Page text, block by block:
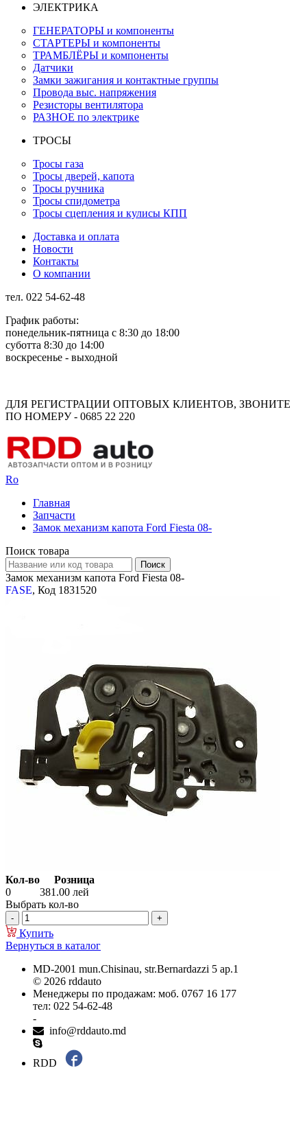
ЭЛЕКТРИКА
ГЕНЕРАТОРЫ и компоненты
СТАРТЕРЫ и компоненты
ТРАМБЛЁРЫ и компоненты
Датчики
Замки зажигания и контактные группы
Провода выс. напряжения
Резисторы вентилятора
РАЗНОЕ по электрике
ТРОСЫ
Тросы газа
Тросы дверей, капота
Тросы ручника
Тросы спидометра
Тросы сцепления и кулисы КПП
Доставка и оплата
Новости
Контакты
О компании
тел. 022 54-62-48
График работы:
понедельник-пятница с 8:30 до 18:00
суботта 8:30 до 14:00
воскресенье - выходной
ДЛЯ РЕГИСТРАЦИИ ОПТОВЫХ КЛИЕНТОВ, ЗВОНИТЕ
ПО НОМЕРУ - 0685 22 220
Ro
Главная
Запчасти
Замок механизм капота Ford Fiesta 08-
Поиск товара
Замок механизм капота Ford Fiesta 08-
FASE, Код 1831520
Кол-во
Розница
0
381.00 лей
Выбрать кол-во
Купить
Вернуться в каталог
MD-2001 mun.Chisinau, str.Bernardazzi 5 ap.1
© 2026 rddauto
Менеджеры по продажам: моб. 0767 16 177
тел: 022 54-62-48
-
info@rddauto.md
RDD